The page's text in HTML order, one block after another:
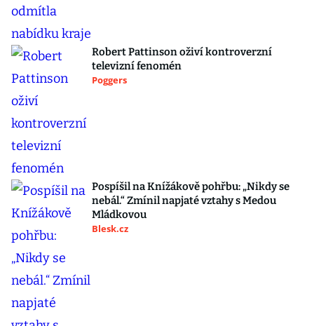
Robert Pattinson oživí kontroverzní
televizní fenomén
Poggers
Pospíšil na Knížákově pohřbu: „Nikdy se
nebál.“ Zmínil napjaté vztahy s Medou
Mládkovou
Blesk.cz